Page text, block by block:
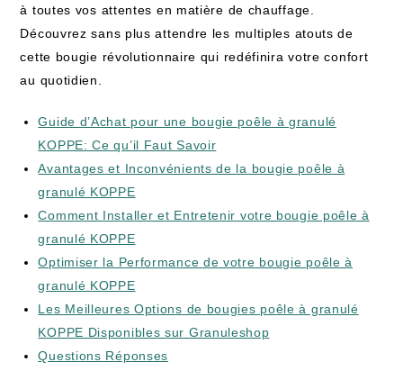
à toutes vos attentes en matière de chauffage.
Découvrez sans plus attendre les multiples atouts de
cette bougie révolutionnaire qui redéfinira votre confort
au quotidien.
Guide d’Achat pour une bougie poêle à granulé
KOPPE: Ce qu’il Faut Savoir
Avantages et Inconvénients de la bougie poêle à
granulé KOPPE
Comment Installer et Entretenir votre bougie poêle à
granulé KOPPE
Optimiser la Performance de votre bougie poêle à
granulé KOPPE
Les Meilleures Options de bougies poêle à granulé
KOPPE Disponibles sur Granuleshop
Questions Réponses